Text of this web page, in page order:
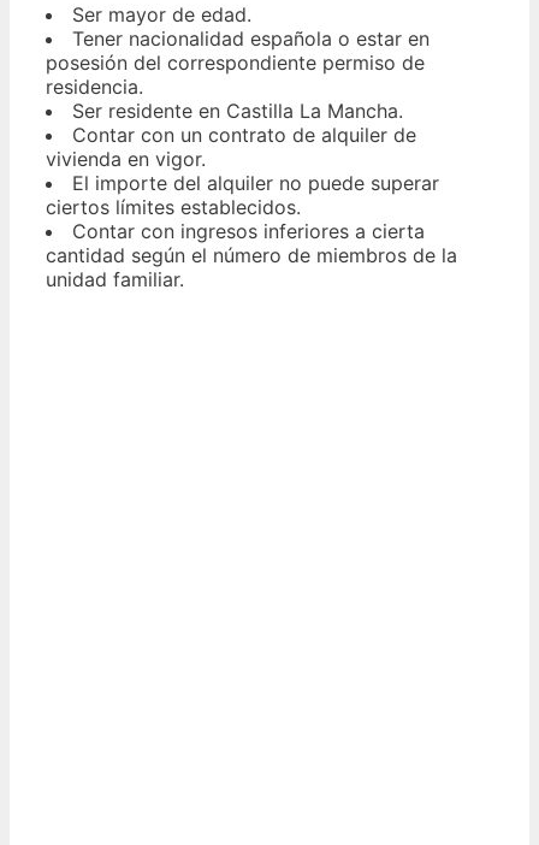
Ser mayor de edad.
Tener nacionalidad española o estar en
posesión del correspondiente permiso de
residencia.
Ser residente en Castilla La Mancha.
Contar con un contrato de alquiler de
vivienda en vigor.
El importe del alquiler no puede superar
ciertos límites establecidos.
Contar con ingresos inferiores a cierta
cantidad según el número de miembros de la
unidad familiar.